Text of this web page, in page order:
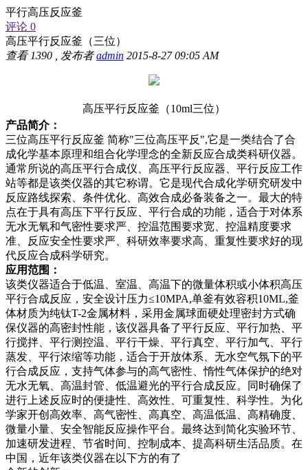
平行高压反应釜
评论 0
高压平行反应釜（三位）
查看 1390 , 发布者admin 2015-8-27 09:05 AM
高压平行反应釜（10ml三位）
产品简介：
三位高压平行反应釜 简称"三位高压平反",它是一类结合了合
成化学基本原理和组合化学理念的全新反应合成类科研仪器。
通常所说的高压平行合成仪、高压平行反应器、平行反应工作
站等都是该类仪器的其它称谓。它是现代合成化学研究研发中
反应路线探索、条件优化、高效合成必备装备之一。最大的特
点在于具有高压下平行反应、平行合成的功能，适合于对体系
无水无氧和气密性要求严、控温范围要求宽、控温精度要求
准、反应安全性要求严、科研效率要求高、重复性要求好的现
代反应合成科学研究。
应用范围：
该类仪器适合于低温、室温、高温下的微量体积或小体积高压
平行合成反应，安全设计压力≤10MPA,单釜有效容积10ML,釜
体材质为纯钛T-2金属材料，采用金属球面硬处理密封方式确
保仪器的高密封性能，该仪器具备了平行反应、平行加热、平
行搅拌、平行测控温、平行干燥、平行真空、平行加气、平行
蒸发、平行浓缩等功能，适合于开放体系、无水空气氛下的平
行合成反应，支持气体参与的高气密性、惰性气体保护的绝对
无水无氧、高温封管、低温避光的平行合成反应。同时确保了
进行上述反应时的便捷性、高效性、可重复性、科学性。为化
学家开创高效率、高气密性、高真空、高温低温、高精确度、
微量小量、安全智能反应操作平台。最终达到简化实验环节、
加速研发进程、节省时间、控制成本、提高科研生活品质。在
中国，近年该类仪器在以下方的有了